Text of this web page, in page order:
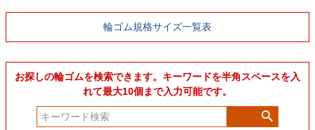
輪ゴム規格サイズ一覧表
お探しの輪ゴムを検索できます。キーワードを半角スペースを入
れて最大10個まで入力可能です。